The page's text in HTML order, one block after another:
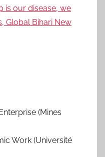
is our disease, we
Global Bihari New
(Mines
Work (Université